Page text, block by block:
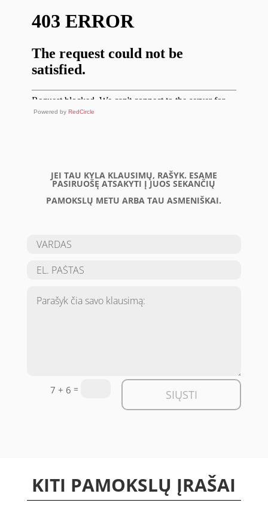
Powered by RedCircle
JEI TAU KYLA KLAUSIMŲ, RAŠYK. ESAME
PASIRUOŠĘ ATSAKYTI Į JUOS SEKANČIŲ
PAMOKSLŲ METU ARBA TAU ASMENIŠKAI.
7 + 6 = SIŲSTI
KITI PAMOKSLŲ ĮRAŠAI